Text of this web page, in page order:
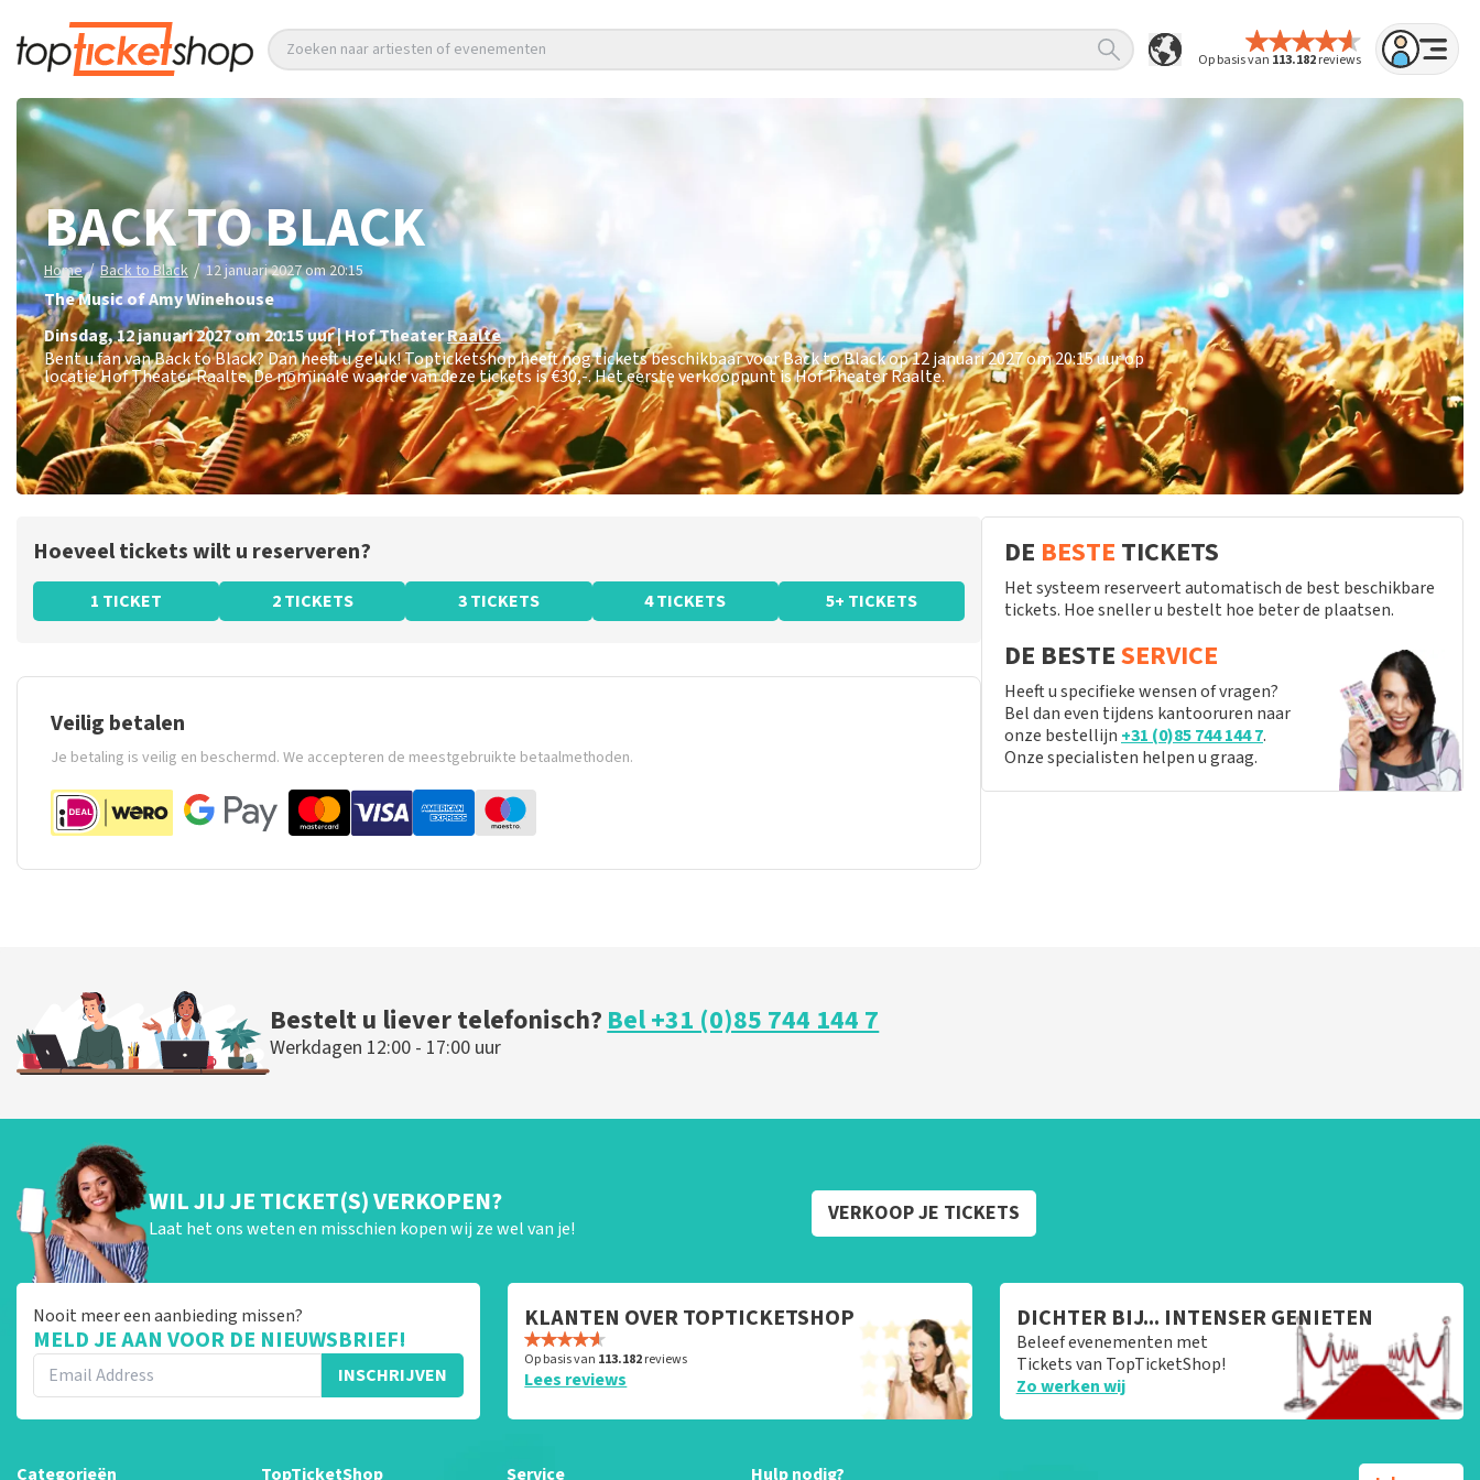
Op basis van 113.182reviews
Zoeken naar artiesten of evenementen
BACK TO BLACK
Home / Back to Black / 12 januari 2027 om 20:15
The Music of Amy Winehouse
dinsdag,12 januari 2027 om 20:15uur|Hof TheaterRaalte
Bent u fan van Back to Black? Dan heeft u geluk! Topticketshop heeft nog tickets beschikbaar voor Back to Black op 12 januari 2027 om 20:15 uur op
locatie Hof Theater Raalte. De nominale waarde van deze tickets is€30,-. Het eerste verkooppunt is Hof Theater Raalte.
Hoeveel tickets wilt u reserveren?
1 TICKET 2 TICKETS 3 TICKETS 4 TICKETS 5+ TICKETS
Veilig betalen
Je betaling is veilig en beschermd. We accepteren de meestgebruikte betaalmethoden.
DE BESTE TICKETS
Het systeem reserveert automatisch de best beschikbare
tickets. Hoe sneller u bestelt hoe beter de plaatsen.
DE BESTESERVICE
Heeft u specifieke wensen of vragen?
Bel dan even tijdens kantooruren naar
onze bestellijn +31 (0)85 744 144 7.
Onze specialisten helpen u graag.
Bestelt u liever telefonisch?Bel +31 (0)85 744 144 7
Werkdagen 12:00 - 17:00 uur
WIL JIJ JE TICKET(S) VERKOPEN?
Laat het ons weten en misschien kopen wij ze wel van je!
VERKOOP JE TICKETS
Nooit meer een aanbieding missen?
MELD JE AAN VOOR DE NIEUWSBRIEF!
INSCHRIJVEN
KLANTEN OVER TOPTICKETSHOP
Op basis van 113.182reviews
Lees reviews
DICHTER BIJ... INTENSER GENIETEN
Beleef evenementen met
Tickets van TopTicketShop!
Zo werken wij
Categorieën TopTicketShop Service Hulp nodig?